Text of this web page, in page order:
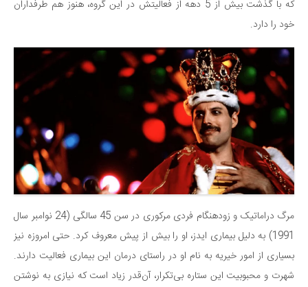
موسیقی
چهره‌ها
عکاسی و هنرهای تجسمی
کتاب و کتاب‌خوانی
تاریخ
معماری
علمی
فناوری‌ها
نجوم و هوا فضا
زمین و محیط زیست
خودرو
سرگرمی
که با گذشت بیش از 5 دهه از فعالیتش در این گروه، هنوز هم طرفداران
خود را دارد.
مرگ دراماتیک و زودهنگام فردی مرکوری در سن 45 سالگی (24 نوامبر سال
1991) به دلیل بیماری ایدز، او را بیش از پیش معروف کرد. حتی امروزه نیز
بسیاری از امور خیریه به نام او در راستای درمان این بیماری فعالیت دارند.
شهرت و محبوبیت این ستاره بی‌تکرار، آن‌قدر زیاد است که نیازی به نوشتن